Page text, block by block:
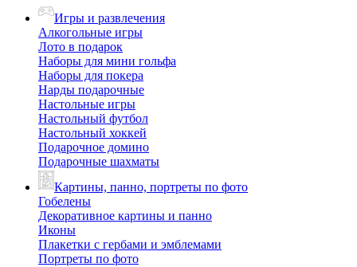
Игры и развлечения
Алкогольные игры
Лото в подарок
Наборы для мини гольфа
Наборы для покера
Нарды подарочные
Настольные игры
Настольный футбол
Настольный хоккей
Подарочное домино
Подарочные шахматы
Картины, панно, портреты по фото
Гобелены
Декоративное картины и панно
Иконы
Плакетки с гербами и эмблемами
Портреты по фото